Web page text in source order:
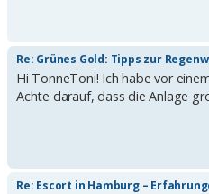
Re: Grünes Gold: Tipps zur
Hi TonneToni! Ich habe vor
Achte darauf, dass die Anlage
Re: Escort in Hamburg –